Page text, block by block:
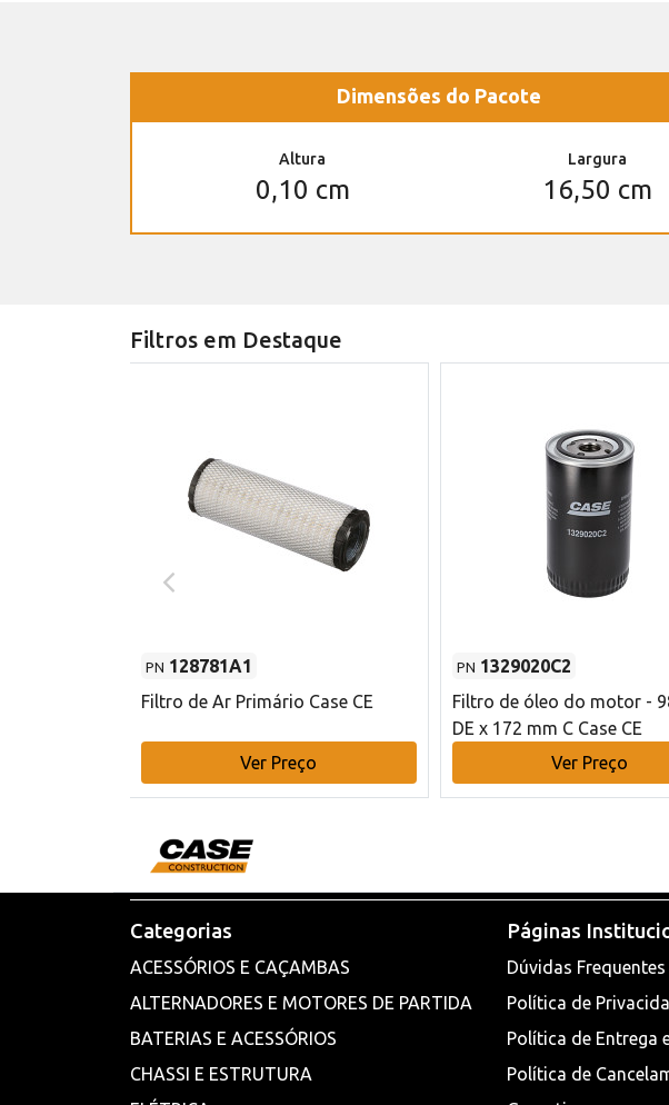
Dimensões do Pacote
Altura
0,10 cm
Largura
16,50 cm
Filtros em Destaque
PN 128781A1
Filtro de Ar Primário Case CE
Ver Preço
PN 1329020C2
Filtro de óleo do motor -
DE x 172 mm C Case CE
Ver Preço
Categorias
ACESSÓRIOS E CAÇAMBAS
ALTERNADORES E MOTORES DE PARTIDA
BATERIAS E ACESSÓRIOS
CHASSI E ESTRUTURA
Páginas
Dúvidas Frequentes
Política de
Política de Entrega
Política de